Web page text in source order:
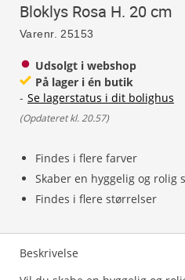
Bloklys Rosa H. 20 cm
Varenr. 25153
Findes i flere farver
Skaber en hyggelig og rolig
Findes i flere størrelser
Udsolgt i webshop
På lager i én butik
- Se lagerstatus i dit bolighus
(Opdateret kl. 20.57)
Beskrivelse